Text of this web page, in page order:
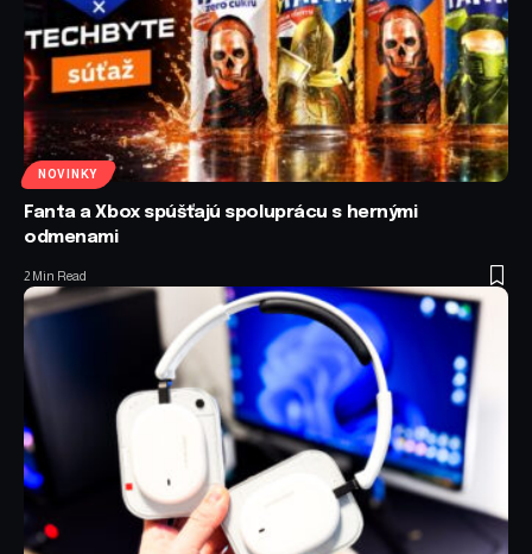
NOVINKY
Fanta a Xbox spúšťajú spoluprácu s hernými
odmenami
2 Min Read